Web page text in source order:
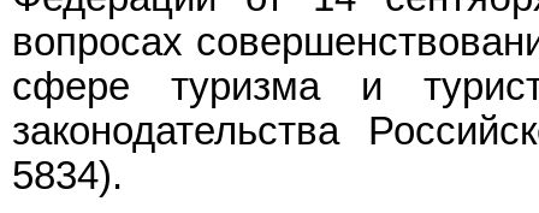
вопросах
сфере туризма и
законодательства
5834).